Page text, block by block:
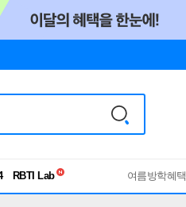
독서유형검사
여름방학혜택